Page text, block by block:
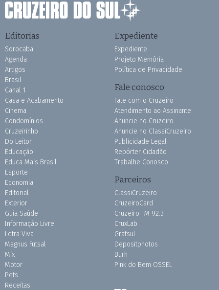
Editorias
Sorocaba
Agenda
Artigos
Brasil
Canal 1
Casa e Acabamento
Cinema
Condomínios
Cruzeirinho
Do Leitor
Educação
Educa Mais Brasil
Esporte
Economia
Editorial
Exterior
Guia Saúde
Informação Livre
Letra Viva
Magnus Futsal
Mix
Motor
Pets
Receitas
Expediente
Expediente
Projeto Memória
Política de Privacidade
Fale conosco
Fale com o Cruzeiro
Atendimento ao Assinante
Anuncie no Cruzeiro
Anuncie no ClassiCruzeiro
Publicidade Legal
Repórter Cidadão
Trabalhe Conosco
Parceiros
ClassiCruzeiro
CruzeiroCard
Cruzeiro FM 92.3
CruxLab
Grafsul
Depositphotos
Burh
Pink do Bem OSSEL